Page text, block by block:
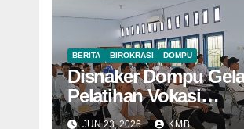
BERITA BIROKRASI DOMPU
Disnaker Dompu
Pelatihan Vokasi
Nasional Batch
JUN 23, 2026 KMB